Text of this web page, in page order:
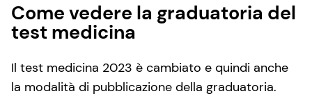
Come vedere la graduatoria del
test medicina
Il test medicina 2023 è cambiato e quindi anche
la modalità di pubblicazione della graduatoria.